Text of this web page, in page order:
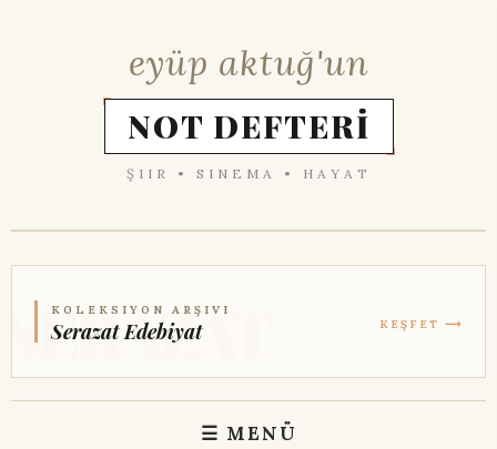
eyüp aktuğ'un
NOT DEFTERİ
ŞIIR • SINEMA • HAYAT
KOLEKSIYON ARŞIVI
Serazat Edebiyat KEŞFET ⟶
☰ MENÜ